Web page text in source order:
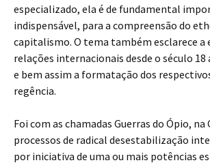
especializado, ela é de fundamental
indispensável, para a compreensão do
capitalismo. O tema também esclarece a
relações internacionais desde o século 18
e bem assim a formatação dos
regência.
Foi com as chamadas Guerras do Ópio, na
processos de radical desestabilização
por iniciativa de uma ou mais potências